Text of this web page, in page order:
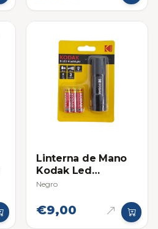
Linterna de Mano
Kodak Led
Flashlight 9 con
Negro
€9,00